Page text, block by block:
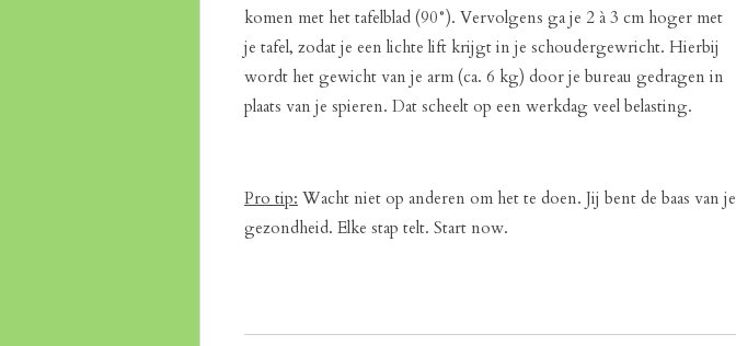
komen met het tafelblad (90°). Vervolgens ga je 2 à 3 cm hoger met
je tafel, zodat je een lichte lift krijgt in je schoudergewricht. Hierbij
wordt het gewicht van je arm (ca. 6 kg) door je bureau gedragen in
plaats van je spieren. Dat scheelt op een werkdag veel belasting.
Pro tip: Wacht niet op anderen om het te doen. Jij bent de baas van je
gezondheid. Elke stap telt. Start now.